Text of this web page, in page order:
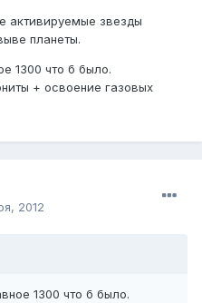
активируемые звезды
планеты.
1300 что б было.
+ освоение газовых
2012
1300 что б было.